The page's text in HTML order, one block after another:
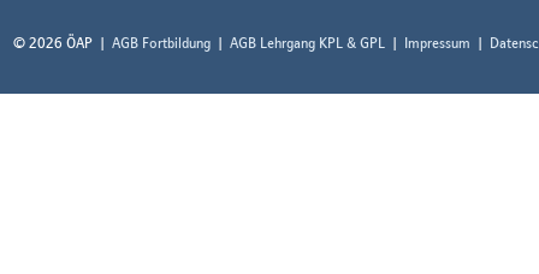
© 2026 ÖAP AGB Fortbildung AGB Lehrgang KPL & GPL Impressum